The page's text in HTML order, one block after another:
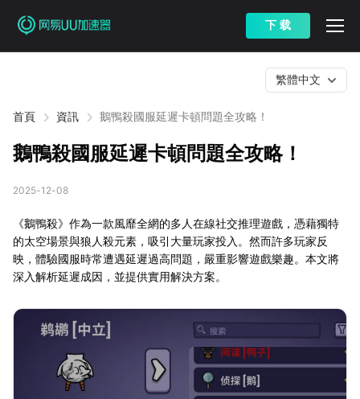
下 载
首頁 資訊 鵝鴨殺國服延遲卡頓問題全攻略！
繁體中文
鵝鴨殺國服延遲卡頓問題全攻略！
2025-12-08
《鵝鴨殺》作為一款風靡全網的多人在線社交推理遊戲，憑藉獨特
的太空場景與狼人殺元素，吸引大量玩家投入。然而許多玩家反
映，體驗國服時常遭遇延遲過高問題，嚴重影響遊戲樂趣。本文將
深入解析延遲成因，並提供實用解決方案。